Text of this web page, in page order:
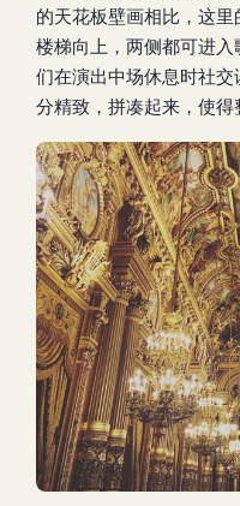
的天花板壁画相比，这
楼梯向上，两侧都可进
们在演出中场休息时社
分精致，拼凑起来，使得